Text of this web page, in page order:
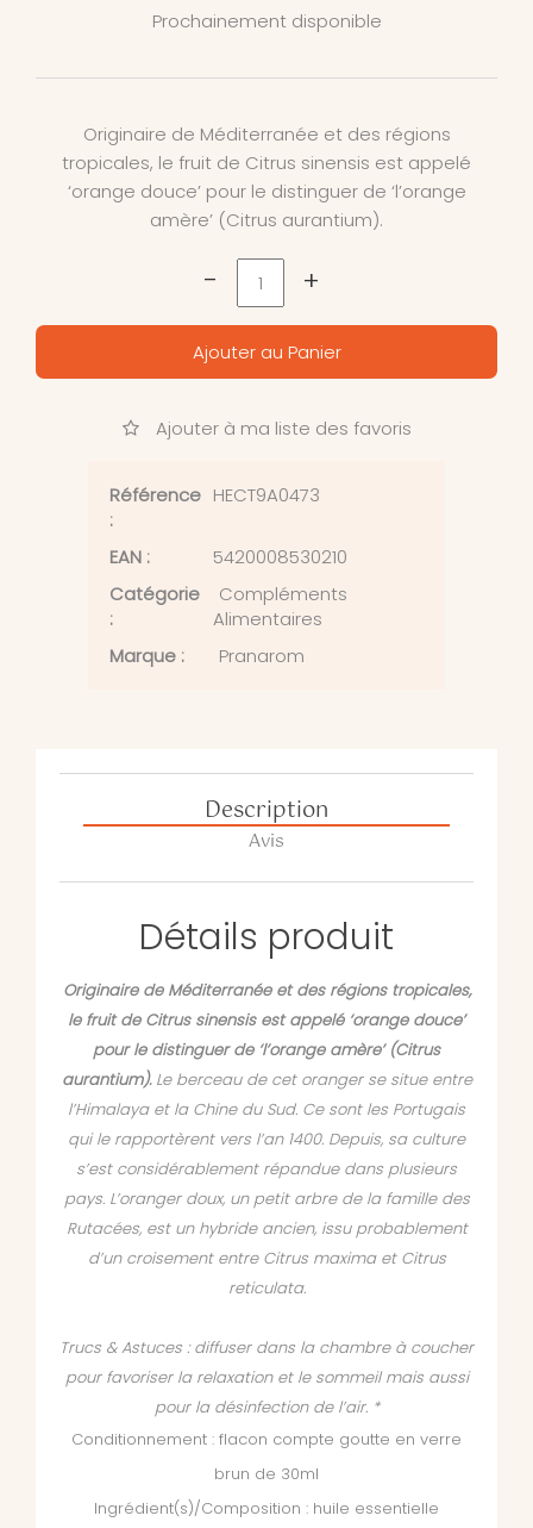
Prochainement disponible
Originaire de Méditerranée et des régions
tropicales, le fruit de Citrus sinensis est appelé
‘orange douce’ pour le distinguer de ‘l’orange
amère’ (Citrus aurantium).
- +
Ajouter au Panier
Ajouter à ma liste des favoris
Référence
:
HECT9A0473
EAN :
5420008530210
Catégorie
:
Compléments
Alimentaires
Marque :
Pranarom
Description
Avis
Détails produit
Originaire de Méditerranée et des régions tropicales,
le fruit de Citrus sinensis est appelé ‘orange douce’
pour le distinguer de ‘l’orange amère’ (Citrus
aurantium).Le berceau de cet oranger se situe entre
l’Himalaya et la Chine du Sud. Ce sont les Portugais
qui le rapportèrent vers l’an 1400. Depuis, sa culture
s’est considérablement répandue dans plusieurs
pays. L’oranger doux, un petit arbre de la famille des
Rutacées, est un hybride ancien, issu probablement
d’un croisement entre Citrus maxima et Citrus
reticulata.
Trucs & Astuces : diffuser dans la chambre à coucher
pour favoriser la relaxation et le sommeil mais aussi
pour la désinfection de l’air. *
Conditionnement : flacon compte goutte en verre
brun de 30ml
Ingrédient(s)/Composition : huile essentielle